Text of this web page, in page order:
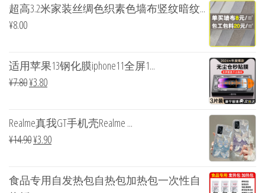
超高3.2米家装丝绸色织素色墙布竖纹暗纹...
¥8.00
适用苹果13钢化膜iphone11全屏1...
¥7.80¥3.80
Realme真我GT手机壳Realme ...
¥14.90¥3.90
食品专用自发热包自热包加热包一次性自